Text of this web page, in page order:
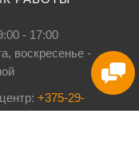
- 17:00
воскресенье -
+375-29-